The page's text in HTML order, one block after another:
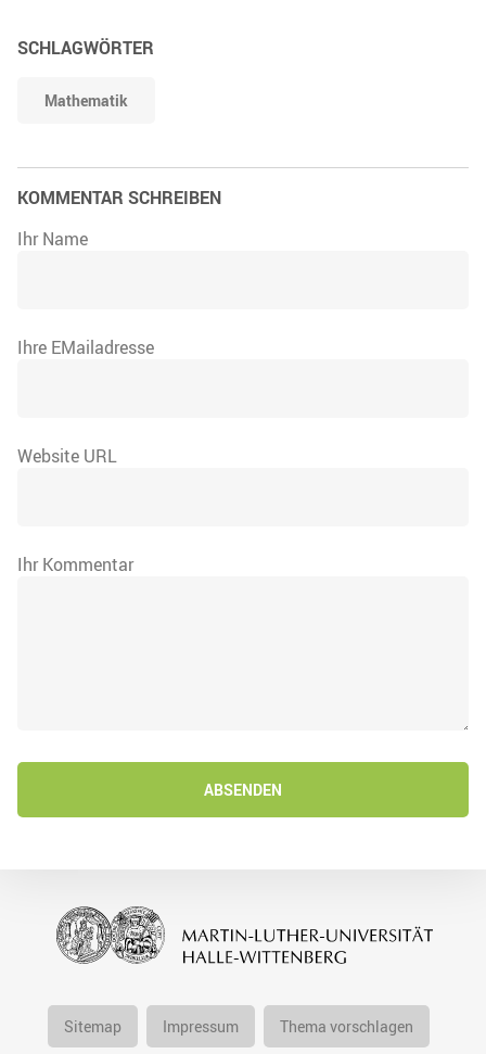
SCHLAGWÖRTER
Mathematik
KOMMENTAR SCHREIBEN
Ihr Name
Ihre EMailadresse
Website URL
Ihr Kommentar
ABSENDEN
Sitemap Impressum Thema vorschlagen